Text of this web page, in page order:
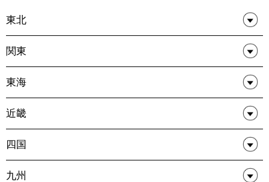
東北
関東
東海
近畿
四国
九州